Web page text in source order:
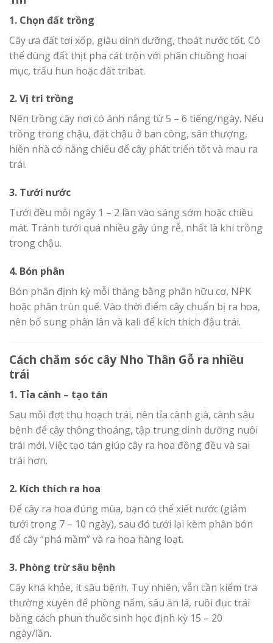
1. Chọn đất trồng
Cây ưa đất tơi xốp, giàu dinh dưỡng, thoát nước tốt. Có
thể dùng đất thịt pha cát trộn với phân chuồng hoai
mục, trấu hun hoặc đất tribat.
2. Vị trí trồng
Nên trồng cây nơi có ánh nắng từ 5 – 6 tiếng/ngày. Nếu
trồng trong chậu, đặt chậu ở ban công, sân thượng,
hiên nhà có nắng chiếu để cây phát triển tốt và mau ra
trái.
3. Tưới nước
Tưới đều mỗi ngày 1 – 2 lần vào sáng sớm hoặc chiều
mát. Tránh tưới quá nhiều gây úng rễ, nhất là khi trồng
trong chậu.
4. Bón phân
Bón phân định kỳ mỗi tháng bằng phân hữu cơ, NPK
hoặc phân trùn quế. Vào thời điểm cây chuẩn bị ra hoa,
nên bổ sung phân lân và kali để kích thích đậu trái.
Cách chăm sóc cây Nho Thân Gỗ ra nhiều
trái
1. Tỉa cành – tạo tán
Sau mỗi đợt thu hoạch trái, nên tỉa cành già, cành sâu
bệnh để cây thông thoáng, tập trung dinh dưỡng nuôi
trái mới. Việc tạo tán giúp cây ra hoa đồng đều và sai
trái hơn.
2. Kích thích ra hoa
Để cây ra hoa đúng mùa, bạn có thể xiết nước (giảm
tưới trong 7 – 10 ngày), sau đó tưới lại kèm phân bón
để cây “phá mầm” và ra hoa hàng loạt.
3. Phòng trừ sâu bệnh
Cây khá khỏe, ít sâu bệnh. Tuy nhiên, vẫn cần kiểm tra
thường xuyên để phòng nấm, sâu ăn lá, ruồi đục trái
bằng cách phun thuốc sinh học định kỳ 15 – 20
ngày/lần.